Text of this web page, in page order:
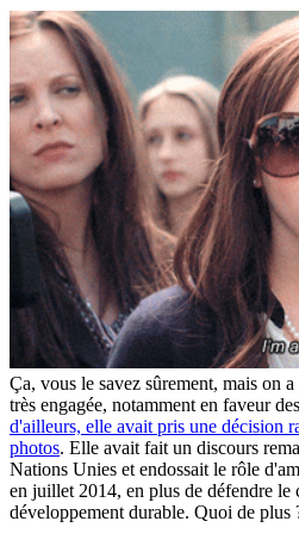
Ça, vous le savez sûrement, mais on
très engagée, notamment en faveur
d'ailleurs, elle avait pris une décision
photos. Elle avait fait un discours
Nations Unies et endossait le rôle
en juillet 2014, en plus de défendre le
développement durable. Quoi de plus